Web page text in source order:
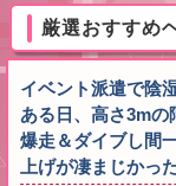
厳選おすすめ
イベント派遣で陰
ある日、高さ3m
爆走＆ダイブし間
上げが凄まじかっ